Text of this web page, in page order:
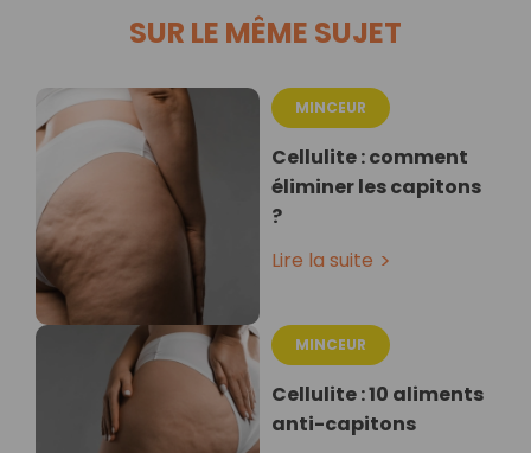
SUR LE MÊME SUJET
MINCEUR
Cellulite : comment
éliminer les capitons
?
Lire la suite
MINCEUR
Cellulite : 10 aliments
anti-capitons